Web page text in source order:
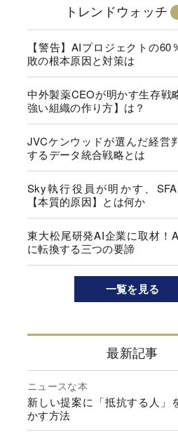
トレンドウォッチ
【警告】AIプロジェクトの60
敗の根本原因と対策は
中外製薬CEOが明かす生存戦
強い組織の作り方】は？
JVCケンウッドが選んだ経営
するデータ統合戦略とは
Sky執行役員が明かす、
【本質的原因】とは何か
東大松尾研発AI企業に取材！
に転換する三つの要諦
一覧を見る
最新記事
ニュースな本
新しい提案に「抵抗する人」
かす方法